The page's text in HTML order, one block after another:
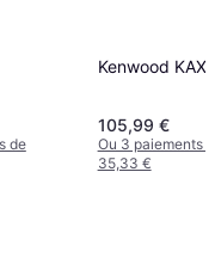
de
Kenwood
105,99 €
Ou 3 paiements
35,33 €